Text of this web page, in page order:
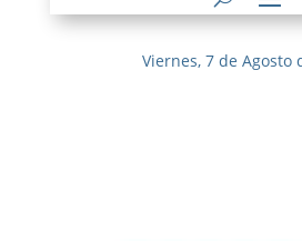
Viernes, 7 de Agosto